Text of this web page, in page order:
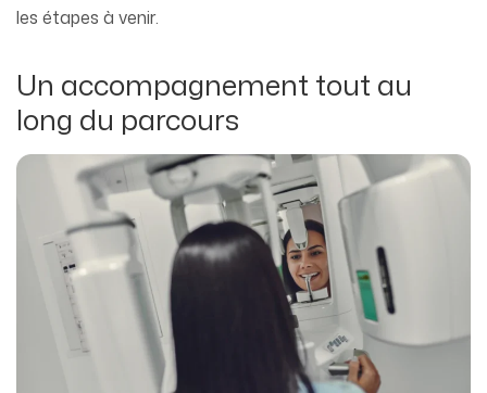
les étapes à venir.
Un accompagnement tout au
long du parcours